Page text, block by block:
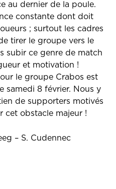
au dernier de la poule.
constante dont doit
; surtout les cadres
tirer le groupe vers le
subir ce genre de match
et motivation !
le groupe Crabos est
samedi 8 février. Nous y
de supporters motivés
cet obstacle majeur !
– S. Cudennec